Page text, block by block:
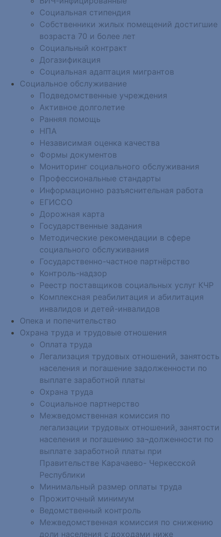
Социальная стипендия
Собственники жилых помещений достигшие
возраста 70 и более лет
Социальный контракт
Догазификация
Социальная адаптация мигрантов
Социальное обслуживание
Подведомственные учреждения
Активное долголетие
Ранняя помощь
НПА
Независимая оценка качества
Формы документов
Мониторинг социального обслуживания
Профессиональные стандарты
Информационно разъяснительная работа
ЕГИССО
Дорожная карта
Государственные задания
Методические рекомендации в сфере
социального обслуживания
Государственно-частное партнёрство
Контроль-надзор
Реестр поставщиков социальных услуг КЧР
Комплексная реабилитация и абилитация
инвалидов и детей-инвалидов
Опека и попечительство
Охрана труда и трудовые отношения
Оплата труда
Легализация трудовых отношений, занятость
населения и погашение задолженности по
выплате заработной платы
Охрана труда
Социальное партнерство
Межведомственная комиссия по
легализации трудовых отношений, занятости
населения и погашению за¬долженности по
выплате заработной платы при
Правительстве Карачаево- Черкесской
Республики
Минимальный размер оплаты труда
Прожиточный минимум
Ведомственный контроль
Межведомственная комиссия по снижению
доли населения с доходами ниже